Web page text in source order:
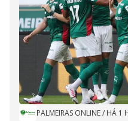
PALMEIRAS ONLINE/ HÁ 1